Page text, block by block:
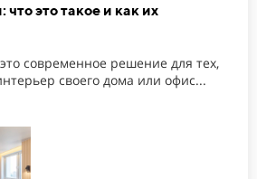
это такое и как их
современное решение для тех,
своего дома или офис...